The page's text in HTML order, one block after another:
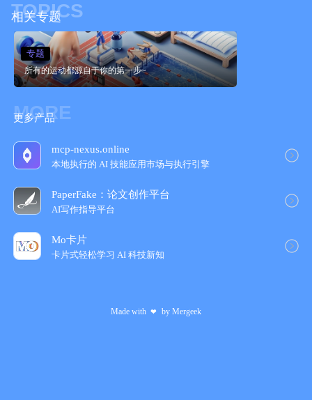
- 用户协议：https://www.pacer.cc/termsofservice_zh/
- 隐私政策：http://cdn.pacer.cc/static/ios/privacy/zh.html
动动会员连续包年说明
- 订阅周期：1年
- 订阅价格：每年158元
- 付款： 用户确认并购买付款后，款项记入iTunes账户。
在iTunes/Apple ID设置管理中关闭自动续订功能
过后，顺延一个订阅周期。
- 用户协议：https://www.pacer.cc/termsofservice_zh/
温馨提示：
时了解距离、时长、速度等相关参数。
-长时间持续使用GPS功能，可能会衰减您电池的续航及寿命。
TOPICS
相关专题
所有的运动都源自于你的第一步~
专题
MORE
更多产品
mcp-nexus.online
本地执行的 AI 技能应用市场与执行引擎
PaperFake：论文创作平台
AI写作指导平台
Mo卡片
卡片式轻松学习 AI 科技新知
Made with ❤ by Mergeek